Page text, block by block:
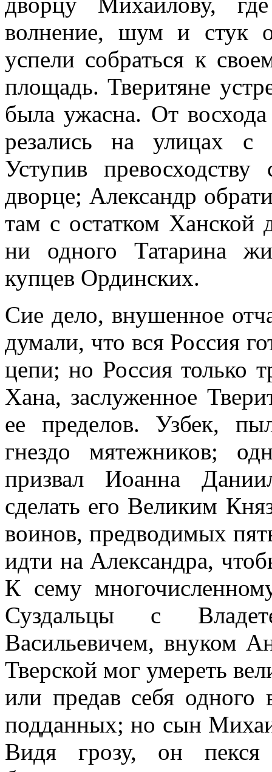
волнение, шум и стук
успели собраться к
площадь. Тверитяне
была ужасна. От
резались на улицах с
Уступив
дворце; Александр
там с остатком
ни одного Татарина
купцев Ординских.
Сие дело, внушенное
думали, что вся Россия
цепи; но Россия только
Хана, заслуженное
ее пределов. Узбек,
гнездо мятежников;
призвал Иоанна
сделать его Великим
воинов, предводимых
идти на Александра,
К сему
Суздальцы с
Васильевичем, внуком
Тверской мог умереть
или предав себя
подданных; но сын
Видя грозу, он пекся